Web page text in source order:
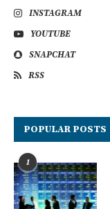
INSTAGRAM
YOUTUBE
SNAPCHAT
RSS
POPULAR POSTS
1